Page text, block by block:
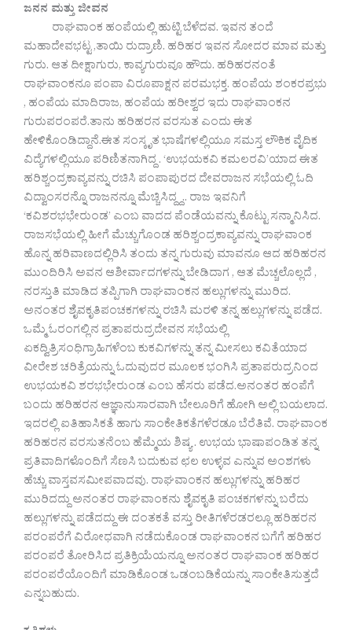
ಜನನ ಮತ್ತು ಜೀವನ
ರಾಘವಾಂಕ ಹಂಪೆಯಲ್ಲಿ ಹುಟ್ಟಿ ಬೆಳೆದವ. ಇವನ ತಂದೆ
ಮಹಾದೇವಭಟ್ಟ ,ತಾಯಿ ರುದ್ರಾಣಿ. ಹರಿಹರ ಇವನ ಸೋದರ ಮಾವ ಮತ್ತು
ಗುರು. ಆತ ದೀಕ್ಷಾಗುರು, ಕಾವ್ಯಗುರುವೂ ಹೌದು. ಹರಿಹರನಂತೆ
ರಾಘವಾಂಕನೂ ಪಂಪಾ ವಿರೂಪಾಕ್ಷನ ಪರಮಭಕ್ತ. ಹಂಪೆಯ ಶಂಕರಪ್ರಭು
, ಹಂಪೆಯ ಮಾದಿರಾಜ, ಹಂಪೆಯ ಹರೀಶ್ವರ ಇದು ರಾಘವಾಂಕನ
ಗುರುಪರಂಪರೆ.ತಾನು ಹರಿಹರನ ವರಸುತ ಎಂದು ಈತ
ಹೇಳಿಕೊಂಡಿದ್ದಾನೆ.ಈತ ಸಂಸ್ಕೃತ ಭಾಷೆಗಳಲ್ಲಿಯೂ ಸಮಸ್ತ ಲೌಕಿಕ ವೈದಿಕ
ವಿದ್ಯೆಗಳಲ್ಲಿಯೂ ಪರಿಣಿತನಾಗಿದ್ದ . ‘ಉಭಯಕವಿ ಕಮಲರವಿ’ಯಾದ ಈತ
ಹರಿಶ್ಚಂದ್ರಕಾವ್ಯವನ್ನು ರಚಿಸಿ ಪಂಪಾಪುರದ ದೇವರಾಜನ ಸಭೆಯಲ್ಲಿ ಓದಿ
ವಿದ್ವಾಂಸರನ್ನೊ ರಾಜನನ್ನೂ ಮೆಚ್ಚಿಸಿದ್ದ್ದ.. ರಾಜ ಇವನಿಗೆ
‘ಕವಿಶರಭಭೇರುಂಡ’ ಎಂಬ ವಾದದ ಪೆಂಡೆಯವನ್ನು ಕೊಟ್ಟು ಸನ್ಮಾನಿಸಿದ.
ರಾಜಸಭೆಯಲ್ಲಿ ಹೀಗೆ ಮೆಚ್ಚುಗೊಂಡ ಹರಿಶ್ಚಂದ್ರಕಾವ್ಯವನ್ನು ರಾಘವಾಂಕ
ಹೊನ್ನ ಹರಿವಾಣದಲ್ಲಿರಿಸಿ ತಂದು ತನ್ನ ಗುರುವು ಮಾವನೂ ಆದ ಹರಿಹರನ
ಮುಂದಿರಿಸಿ ಅವನ ಆಶೀರ್ವಾದಗಳನ್ನು ಬೇಡಿದಾಗ , ಆತ ಮೆಚ್ಚಲೊಲ್ಲದೆ ,
ನರಸ್ತುತಿ ಮಾಡಿದ ತಪ್ಪಿಗಾಗಿ ರಾಘವಾಂಕನ ಹಲ್ಲುಗಳನ್ನು ಮುರಿದ.
ಅನಂತರ ಶೈವಕೃತಿಪಂಚಕಗಳನ್ನು ರಚಿಸಿ ಮರಳಿ ತನ್ನ ಹಲ್ಲುಗಳನ್ನು ಪಡೆದ.
ಒಮ್ಮೆ ಓರಂಗಲ್ಲಿನ ಪ್ರತಾಪರುದ್ರದೇವನ ಸಭೆಯಲ್ಲಿ
ಏಕದ್ವಿತ್ರಿಸಂಧಿಗ್ರಾಹಿಗಳೆಂಬ ಕುಕವಿಗಳನ್ನು ತನ್ನ ಮೀಸಲು ಕವಿತೆಯಾದ
ವೀರೇಶ ಚರಿತ್ರೆಯನ್ನು ಓದುವುದರ ಮೂಲಕ ಭಂಗಿಸಿ ಪ್ರತಾಪರುದ್ರನಿಂದ
ಉಭಯಕವಿ ಶರಭಭೇರುಂಡ ಎಂಬ ಹೆಸರು ಪಡೆದ.ಅನಂತರ ಹಂಪೆಗೆ
ಬಂದು ಹರಿಹರನ ಆಜ್ಞಾನುಸಾರವಾಗಿ ಬೇಲೂರಿಗೆ ಹೋಗಿ ಅಲ್ಲಿ ಬಯಲಾದ.
ಇದರಲ್ಲಿ ಐತಿಹಾಸಿಕತೆ ಹಾಗು ಸಾಂಕೇತಿಕತೆಗಳೆರಡೂ ಬೆರೆತಿವೆ. ರಾಘವಾಂಕ
ಹರಿಹರನ ವರಸುತನೆಂಬ ಹೆಮ್ಮೆಯ ಶಿಷ್ಯ . ಉಭಯ ಭಾಷಾಪಂಡಿತ ತನ್ನ
ಪ್ರತಿವಾದಿಗಳೊಂದಿಗೆ ಸೆಣಸಿ ಬದುಕುವ ಛಲ ಉಳ್ಳವ ಎನ್ನುವ ಅಂಶಗಳು
ಹೆಚ್ಚು ವಾಸ್ತವಸಮೀಪವಾದವು. ರಾಘವಾಂಕನ ಹಲ್ಲುಗಳನ್ನು ಹರಿಹರ
ಮುರಿದದ್ದು ಅನಂತರ ರಾಘವಾಂಕನು ಶೈವಕೃತಿ ಪಂಚಕಗಳನ್ನು ಬರೆದು
ಹಲ್ಲುಗಳನ್ನು ಪಡೆದದ್ದು ಈ ದಂತಕತೆ ವಸ್ತು ರೀತಿಗಳೆರಡರಲ್ಲೂ ಹರಿಹರನ
ಪರಂಪರೆಗೆ ವಿರೋಧವಾಗಿ ನಡೆದುಕೊಂಡ ರಾಘವಾಂಕನ ಬಗೆಗೆ ಹರಿಹರ
ಪರಂಪರೆ ತೋರಿಸಿದ ಪ್ರತಿಕ್ರಿಯೆಯನ್ನೂ ಅನಂತರ ರಾಘವಾಂಕ ಹರಿಹರ
ಪರಂಪರೆಯೊಂದಿಗೆ ಮಾಡಿಕೊಂಡ ಒಡಂಬಡಿಕೆಯನ್ನು ಸಾಂಕೇತಿಸುತ್ತದೆ
ಎನ್ನಬಹುದು.